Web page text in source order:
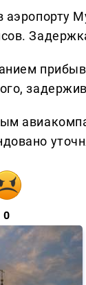
аэропорту
0